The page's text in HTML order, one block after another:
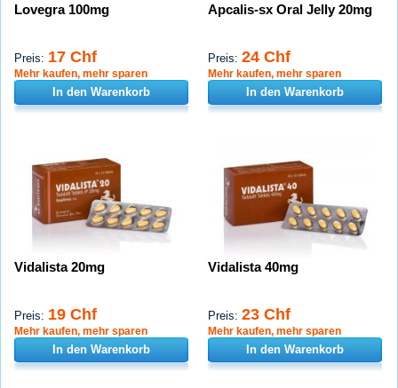
Lovegra 100mg
Preis: 17 Chf
Mehr kaufen, mehr sparen
In den Warenkorb
Apcalis-sx Oral Jelly 20mg
Preis: 24 Chf
Mehr kaufen, mehr sparen
In den Warenkorb
Vidalista 20mg
Preis: 19 Chf
Mehr kaufen, mehr sparen
In den Warenkorb
Vidalista 40mg
Preis: 23 Chf
Mehr kaufen, mehr sparen
In den Warenkorb